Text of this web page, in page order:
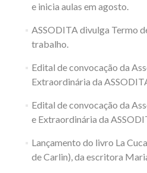
e inicia aulas em agosto.
ASSODITA divulga Termo
trabalho.
Edital de convocação da
Extraordinária da
Edital de convocação da
e Extraordinária da
Lançamento do livro La
de Carlin), da escritora